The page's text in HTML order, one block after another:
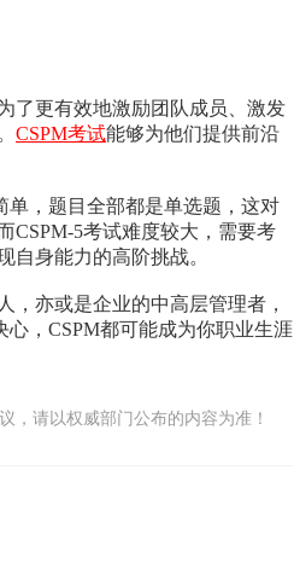
了更有效地激励团队成员、激发
CSPM考试能够为他们提供前沿
单，题目全部都是单选题，这对
CSPM-5考试难度较大，需要考
自身能力的高阶挑战。
，亦或是企业的中高层管理者，
，CSPM都可能成为你职业生涯
，请以权威部门公布的内容为准！